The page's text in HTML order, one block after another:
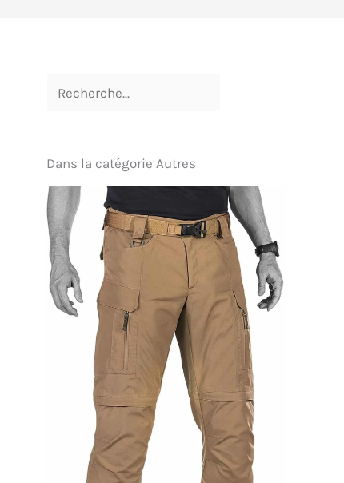
Dans la catégorie Autres